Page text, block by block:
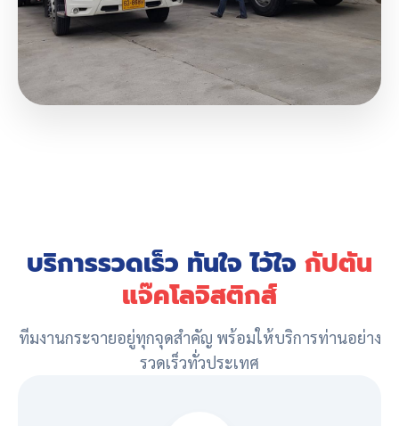
บริการรวดเร็ว ทันใจ ไว้ใจ กัปตัน
แจ๊คโลจิสติกส์
ทีมงานกระจายอยู่ทุกจุดสำคัญ พร้อมให้บริการท่านอย่าง
รวดเร็วทั่วประเทศ